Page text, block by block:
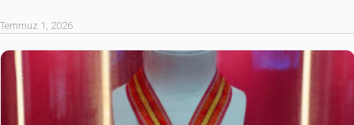
Temmuz 1, 2026